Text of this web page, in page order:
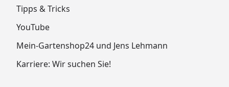
Tipps & Tricks
YouTube
Mein-Gartenshop24 und Jens Lehmann
Karriere: Wir suchen Sie!